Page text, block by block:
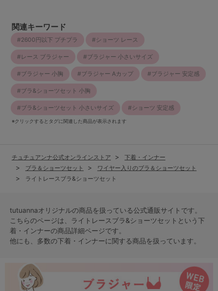
関連キーワード
2600円以下 プチプラ ショーツ レース
レース ブラジャー ブラジャー 小さいサイズ
ブラジャー 小胸 ブラジャー Aカップ ブラジャー 安定感
ブラ&ショーツセット 小胸
ブラ&ショーツセット 小さいサイズ ショーツ 安定感
※クリックするとタグに関連した商品が表示されます
チュチュアンナ公式オンラインストア
下着・インナー
ブラ＆ショーツセット
ワイヤー入りのブラ＆ショーツセット
ライトレースブラ&ショーツセット
tutuannaオリジナルの商品を扱っている公式通販サイトです。
こちらのページは、ライトレースブラ&ショーツセットという下
着・インナーの商品詳細ページです。
他にも、多数の下着・インナーに関する商品を扱っています。